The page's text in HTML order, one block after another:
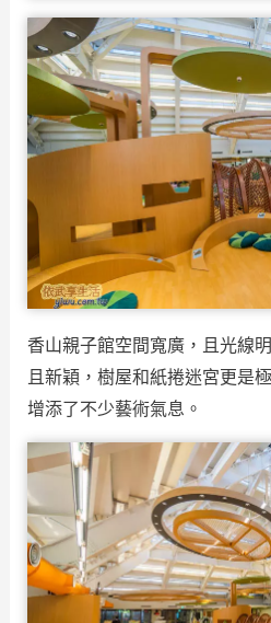
香山親子館空間寬廣，且光線
且新穎，樹屋和紙捲迷宮更是
增添了不少藝術氣息。